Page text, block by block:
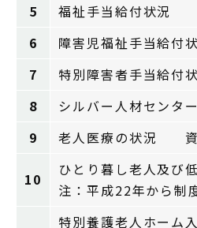
5
福祉手当給付状況
6
障害児福祉手当給
7
特別障害者手当給
8
シルバー人材セン
9
老人医療の状況 資
10
ひとり暮し老人及
注：平成22年から制
特別養護老人ホーム